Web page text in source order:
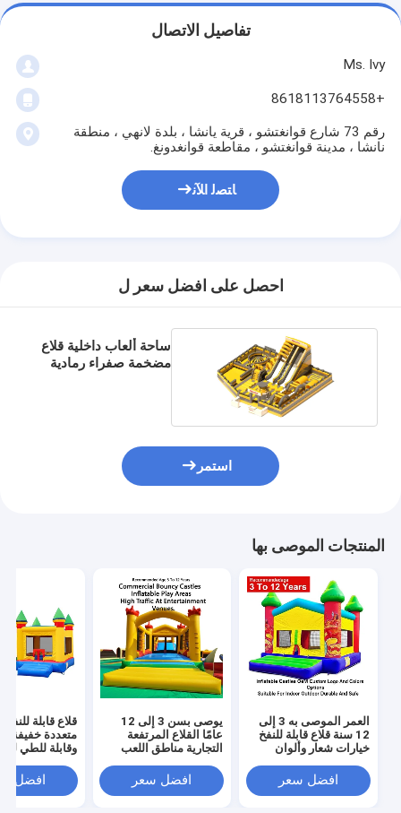
تفاصيل الاتصال
Ms. Ivy
+8618113764558
رقم 73 شارع قوانغتشو ، قرية يانشا ، بلدة لانهي ، منطقة
نانشا ، مدينة قوانغتشو ، مقاطعة قوانغدونغ.
ﺎﺘﺼﻟ ﺍﻶﻧ
احصل على افضل سعر ل
ساحة ألعاب داخلية قلاع
مضخمة صفراء رمادية
استمر
المنتجات الموصى بها
العمر الموصى به 3 إلى
12 سنة قلاع قابلة للنفخ
خيارات شعار وألوان
المصنعة الأصلية مناسبة
للاستخدام الداخلي
افضل سعر
يوصى بسن 3 إلى 12
عامًا القلاع المرتفعة
التجارية مناطق اللعب
لحركة المرور الكبيرة في
أماكن الترفيه
افضل سعر
قلاع قابلة للنفخ
متعددة خفيفة
وقابلة للطي
للمناسبات
افضل